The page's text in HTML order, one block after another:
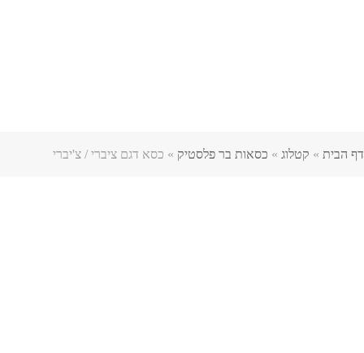
דף הבית » קטלוג » כסאות בר פלסטיק » כסא דגם ציברי / צ'יברי